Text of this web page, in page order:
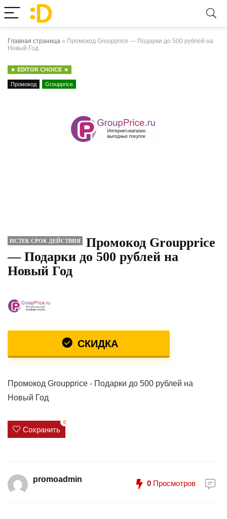
Главная страница » Промокод Groupprice — Подарки до 500 рублей на
Новый Год
EDITOR CHOICE
Промокод Groupprice
ИСТЕК СРОК ДЕЙСТВИЯ
Промокод Groupprice
— Подарки до 500 рублей на
Новый Год
СКИДКА
Промокод Groupprice - Подарки до 500 рублей на
Новый Год
Сохранить
0
promoadmin 0 Просмотров